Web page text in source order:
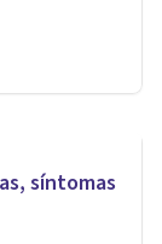
síntomas